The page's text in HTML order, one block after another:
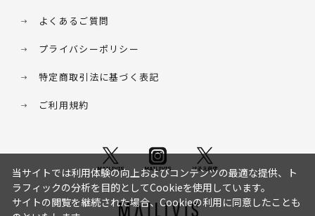
よくあるご質問
プライバシーポリシー
特定商取引法に基づく表記
ご利用規約
当サイトでは利用体験の向上およびコンテンツの最適な提供、ト
ラフィックの分析を目的としてCookieを使用しています。
サイトの閲覧を継続された場合、Cookieの利用に同意したことも